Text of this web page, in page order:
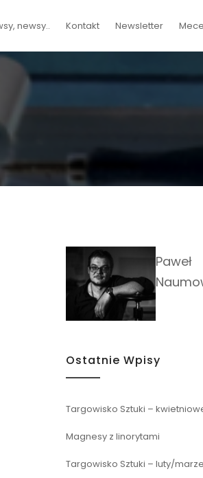
newsy.. Kontakt Newsletter
Paweł
Ostatnie Wpisy
Targowisko Sztuki –
Magnesy z linorytami
Targowisko Sztuki – luty/